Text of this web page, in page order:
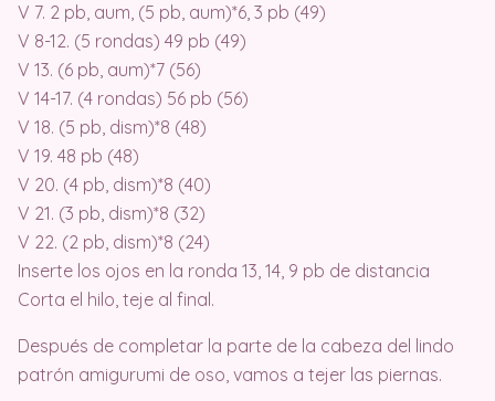
V 7. 2 pb, aum, (5 pb, aum)*6, 3 pb (49)
V 8-12. (5 rondas) 49 pb (49)
V 13. (6 pb, aum)*7 (56)
V 14-17. (4 rondas) 56 pb (56)
V 18. (5 pb, dism)*8 (48)
V 19. 48 pb (48)
V 20. (4 pb, dism)*8 (40)
V 21. (3 pb, dism)*8 (32)
V 22. (2 pb, dism)*8 (24)
Inserte los ojos en la ronda 13, 14, 9 pb de distancia
Corta el hilo, teje al final.
Después de completar la parte de la cabeza del lindo
patrón amigurumi de oso, vamos a tejer las piernas.